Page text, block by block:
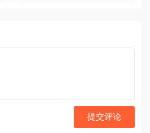
提交评论